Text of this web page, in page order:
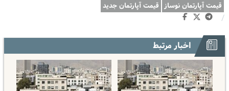
قیمت آپارتمان نوساز قیمت آپارتمان جدید
/
اخبار مرتبط